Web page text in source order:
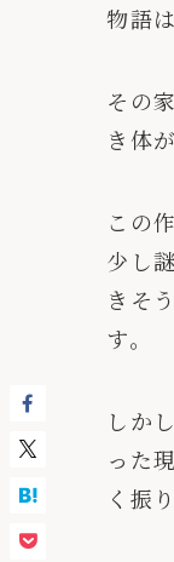
物語
その
き体
この
少し
きそ
す。
しか
った
く振